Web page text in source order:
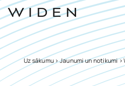
Uz sākumu >Jaunumi un notikumi>